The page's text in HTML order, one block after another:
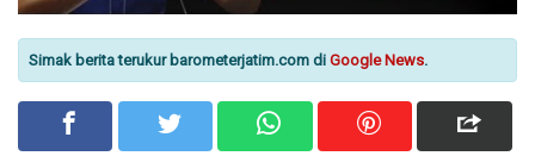
Simak berita terukur barometerjatim.com di Google News.